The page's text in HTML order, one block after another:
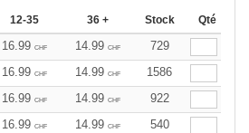
12-35 36 + Stock Qté
16.99 CHF 14.99 CHF
729
16.99 CHF 14.99 CHF
1586
16.99 CHF 14.99 CHF
922
16.99 CHF 14.99 CHF
540